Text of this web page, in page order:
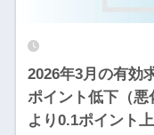
2026年3月の有効
ポイント低下（悪
より0.1ポイント上